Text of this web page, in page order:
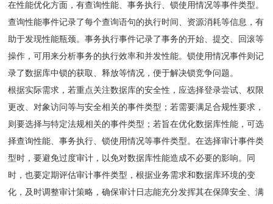
在性能优化方面，有查询性能、事务执行、锁使用情况等事件类型。
查询性能事件记录了每个查询语句的执行时间、资源消耗等信息，有
助于发现性能瓶颈。事务执行事件记录了事务的开始、提交、回滚等
操作，可用来分析事务的执行效率和并发性能。锁使用情况事件则记
录了数据库中锁的获取、释放等情况，便于解决锁竞争问题。
根据实际需求，若重点关注数据库的安全性，应选择登录尝试、权限
更改、对象访问等与安全相关的事件类型；若需要满足合规性要求，
则要选择与特定法规相关的事件类型；若旨在优化数据库性能，可选
择查询性能、事务执行、锁使用情况等事件类型。在选择审计事件类
型时，要避免过度审计，以免对数据库性能造成不必要的影响。同
时，也要定期评估审计事件类型，根据业务需求和数据库环境的变
化，及时调整审计策略，确保审计日志能充分发挥其在保障安全、满